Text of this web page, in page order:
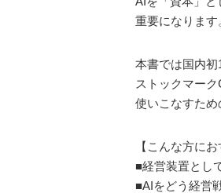
重要になります
本書では国内初
ストックマー
使いこなすため
【こんな方にお
■経営装置とし
■AIをどう経営